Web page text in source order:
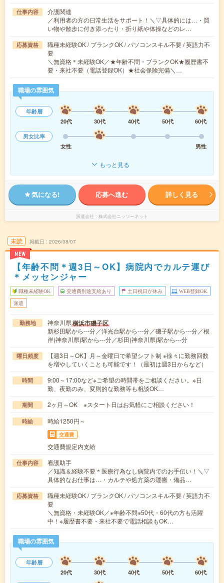
仕事内容
介護関連
／利用者の方の日常生活をサポート！＼▽具体的には…・買
い物や散歩に付き添ったり・折り紙や体操などのレ…
応募資格
職種未経験OK / ブランクOK / パソコンスキル不要 / 英語力不
要
＼無資格＊未経験OK／★年齢不問・ブランクOK★履歴書不
要・来社不要（電話登録OK）★社会保険完備＼…
職場の雰囲気
年齢層
20代
30代 40代 50代
60代
男女比率
女性
男性
もっと見る
気になる! 応募へ進む 詳しく見る
派遣会社 株式会社ニッソーネット
未読
NEW
掲載日 2026/08/07
【年齢不問＊週3日～OK】病院内でカルテ運び
＊メッセンジャー
職種未経験OK 交通費別途支給あり 土日祝日が休み WEB登録OK
派遣
勤務地 神奈川県横浜市磯子区
新杉田駅から---分／洋光台駅から---分／磯子駅から---分／根
岸(神奈川県)駅から---分／杉田(神奈川県)駅から---分
曜日頻度
【週3日～OK】月～金曜日で希望シフト制 ※徐々に勤務回数
を増やしていくことも可能です！（最初は週3日からなど）
時間
9:00～17:00など※ご希望の時間帯をご相談ください。※日
勤、夜勤のみ、変則的な勤務等も相談OK…
期間 2ヶ月～OK ※スタート日はお気軽にご相談ください！
時給 時給1250円～
交通費
交通費規定内支給
仕事内容
看護助手
／知識＆経験不要＊医療行為なし病院内でのお手伝い！＼▽
具体的なお仕事は…・カルテや処方薬の運搬・備品…
応募資格
職種未経験OK / ブランクOK / パソコンスキル不要 / 英語力不
要
＼無資格・未経験OK／※年齢不問※50代・60代の方も活躍
中！※履歴書不要・来社不要で電話相談もOK…
職場の雰囲気
年齢層
20代
30代 40代 50代
60代